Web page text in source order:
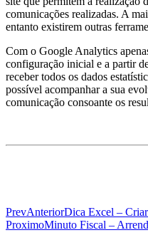
comunicações realizadas. A
entanto existirem outras
Com o Google Analytics
configuração inicial e a partir
receber todos os dados
possível acompanhar a sua
comunicação consoante os
PrevAnteriorDica Excel –
ProximoMinuto Fiscal –